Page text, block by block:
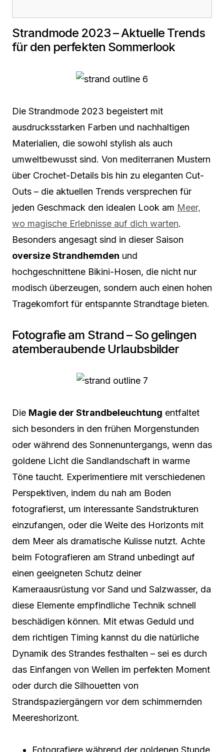
Strandmode 2023 – Aktuelle Trends
für den perfekten Sommerlook
Die Strandmode 2023 begeistert mit
ausdrucksstarken Farben und nachhaltigen
Materialien, die sowohl stylish als auch
umweltbewusst sind. Von mediterranen Mustern
über Crochet-Details bis hin zu eleganten Cut-
Outs – die aktuellen Trends versprechen für
jeden Geschmack den idealen Look am Meer,
wo magische Erlebnisse auf dich warten.
Besonders angesagt sind in dieser Saison
oversize Strandhemden und
hochgeschnittene Bikini-Hosen, die nicht nur
modisch überzeugen, sondern auch einen hohen
Tragekomfort für entspannte Strandtage bieten.
Fotografie am Strand – So gelingen
atemberaubende Urlaubsbilder
Die Magie der Strandbeleuchtung entfaltet
sich besonders in den frühen Morgenstunden
oder während des Sonnenuntergangs, wenn das
goldene Licht die Sandlandschaft in warme
Töne taucht. Experimentiere mit verschiedenen
Perspektiven, indem du nah am Boden
fotografierst, um interessante Sandstrukturen
einzufangen, oder die Weite des Horizonts mit
dem Meer als dramatische Kulisse nutzt. Achte
beim Fotografieren am Strand unbedingt auf
einen geeigneten Schutz deiner
Kameraausrüstung vor Sand und Salzwasser, da
diese Elemente empfindliche Technik schnell
beschädigen können. Mit etwas Geduld und
dem richtigen Timing kannst du die natürliche
Dynamik des Strandes festhalten – sei es durch
das Einfangen von Wellen im perfekten Moment
oder durch die Silhouetten von
Strandspaziergängern vor dem schimmernden
Meereshorizont.
Fotografiere während der goldenen Stunde